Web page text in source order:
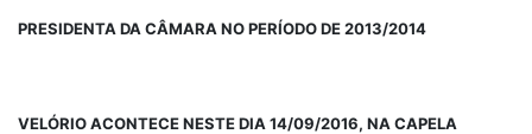
PRESIDENTA DA CÂMARA NO PERÍODO DE 2013/2014
VELÓRIO ACONTECE NESTE DIA 14/09/2016, NA CAPELA